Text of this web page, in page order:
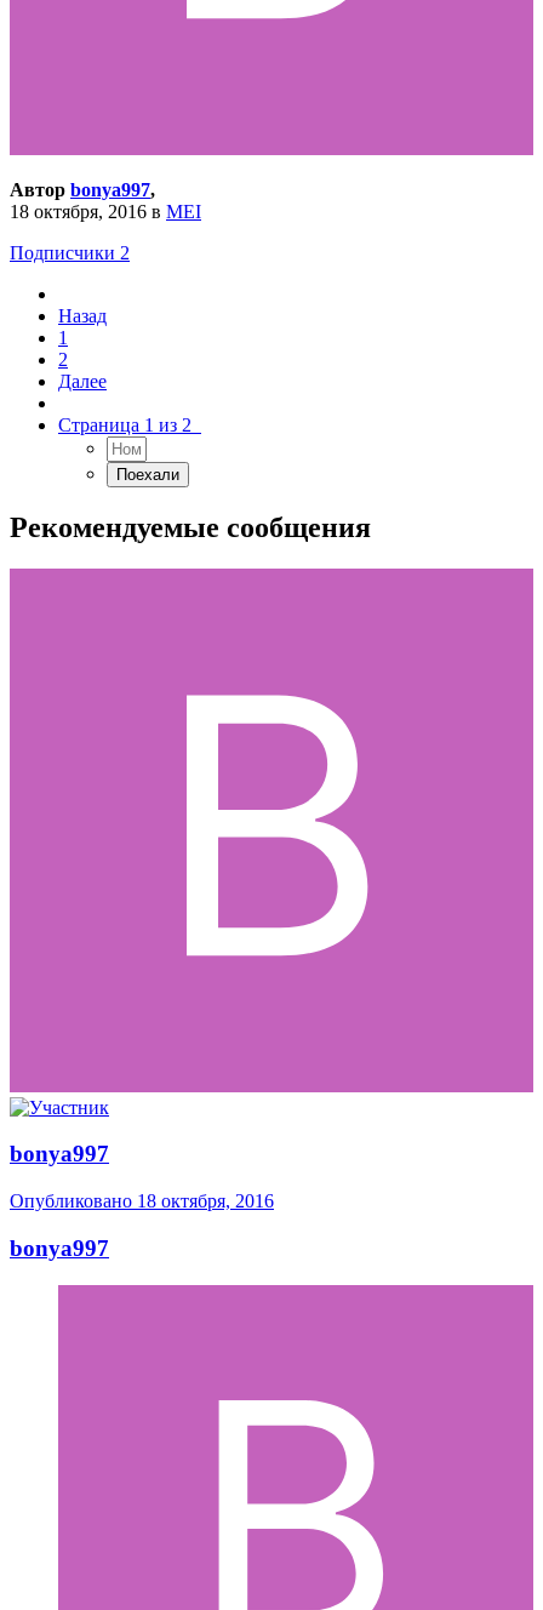
Автор bonya997,
18 октября, 2016 в MEI
Подписчики 2
Назад
1
2
Далее
Страница 1 из 2
Рекомендуемые сообщения
bonya997
Опубликовано 18 октября, 2016
bonya997